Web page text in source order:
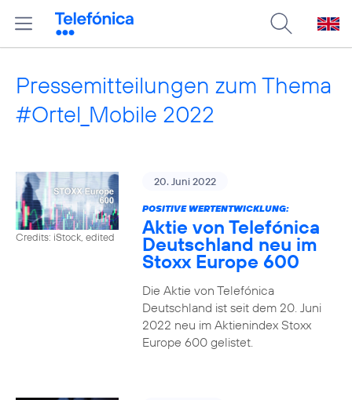
Pressemitteilungen zum Thema
#Ortel_Mobile 2022
Credits: iStock, edited
20. Juni 2022
POSITIVE WERTENTWICKLUNG:
Aktie von Telefónica
Deutschland neu im
Stoxx Europe 600
Die Aktie von Telefónica
Deutschland ist seit dem 20. Juni
2022 neu im Aktienindex Stoxx
Europe 600 gelistet.